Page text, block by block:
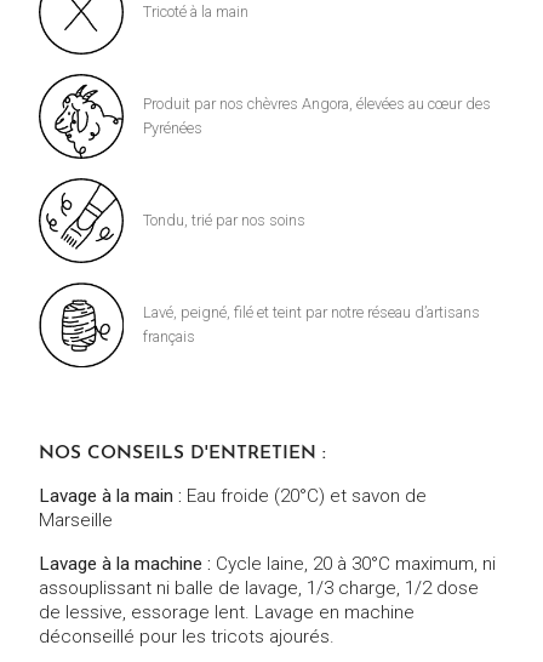
Tricoté à la main
Produit par nos chèvres Angora, élevées au cœur des
Pyrénées
Tondu, trié par nos soins
Lavé, peigné, filé et teint par notre réseau d’artisans
français
NOS CONSEILS D'ENTRETIEN :
Lavage à la main : Eau froide (20°C) et savon de
Marseille
Lavage à la machine : Cycle laine, 20 à 30°C maximum, ni
assouplissant ni balle de lavage, 1/3 charge, 1/2 dose
de lessive, essorage lent. Lavage en machine
déconseillé pour les tricots ajourés.